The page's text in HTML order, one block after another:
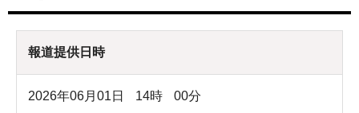
報道提供日時
2026年06月01日 14時 00分